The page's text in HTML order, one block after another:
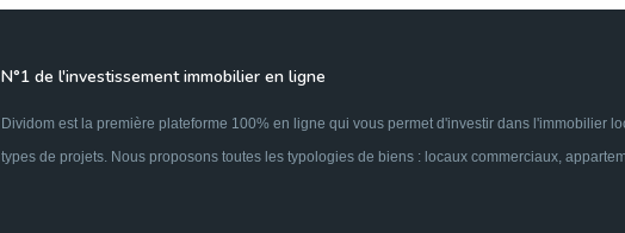
N°1 de l'investissement immobilier en ligne
Dividom est la première plateforme 100% en ligne qui vous permet d'investir dans l'immobilier
types de projets. Nous proposons toutes les typologies de biens : locaux commerciaux,